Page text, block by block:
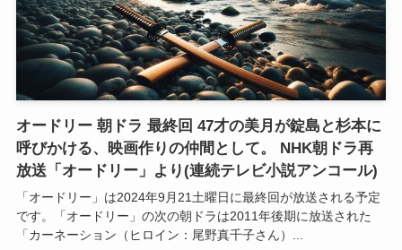
オードリー 朝ドラ 最終回 47才の美月が錠島と杉本に
呼びかける、映画作りの仲間として。 NHK朝ドラ再
放送「オードリー」より(連続テレビ小説アンコール)
「オードリー」は2024年9月21土曜日に最終回が放送される予定
です。「オードリー」の次の朝ドラは2011年後期に放送された
「カーネーション（ヒロイン：尾野真千子さん）...